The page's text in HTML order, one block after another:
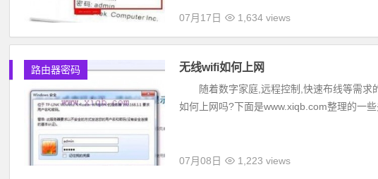
07月17日 1,634 views
路由器密码 无线wifi如何上网
随着数字家庭,远程控制,快速布线等需求
如何上网吗?下面是www.xiqb.com整理的
07月08日 1,223 views